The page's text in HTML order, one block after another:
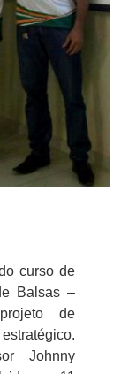
curso de
Balsas –
de
Johnny